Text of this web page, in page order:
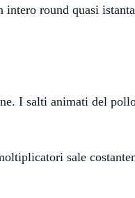
round quasi
I salti animati del
sale